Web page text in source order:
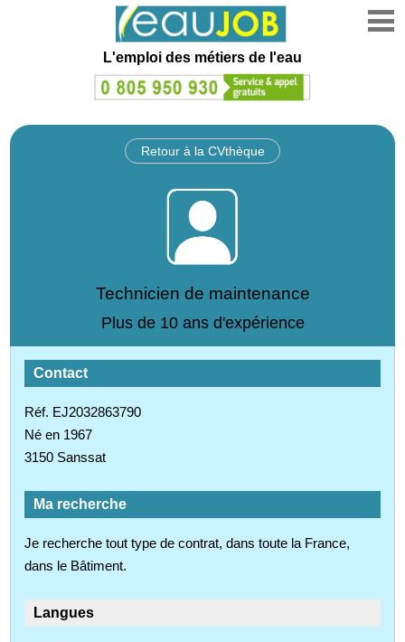
L'emploi des métiers de l'eau
Retour à la CVthèque
Technicien de maintenance
Plus de 10 ans d'expérience
Contact
Réf. EJ2032863790
Né en 1967
3150 Sanssat
Ma recherche
Je recherche tout type de contrat, dans toute la France,
dans le Bâtiment.
Langues